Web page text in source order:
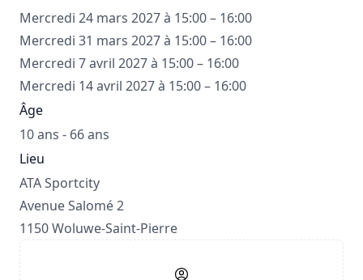
Mercredi 24 mars 2027 à 15:00 – 16:00
Mercredi 31 mars 2027 à 15:00 – 16:00
Mercredi 7 avril 2027 à 15:00 – 16:00
Mercredi 14 avril 2027 à 15:00 – 16:00
Âge
10 ans - 66 ans
Lieu
ATA Sportcity
Avenue Salomé 2
1150 Woluwe-Saint-Pierre